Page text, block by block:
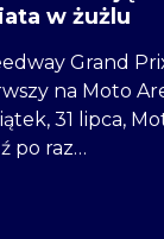
w żużlu
Grand
na Moto
31 lipca,
po raz…